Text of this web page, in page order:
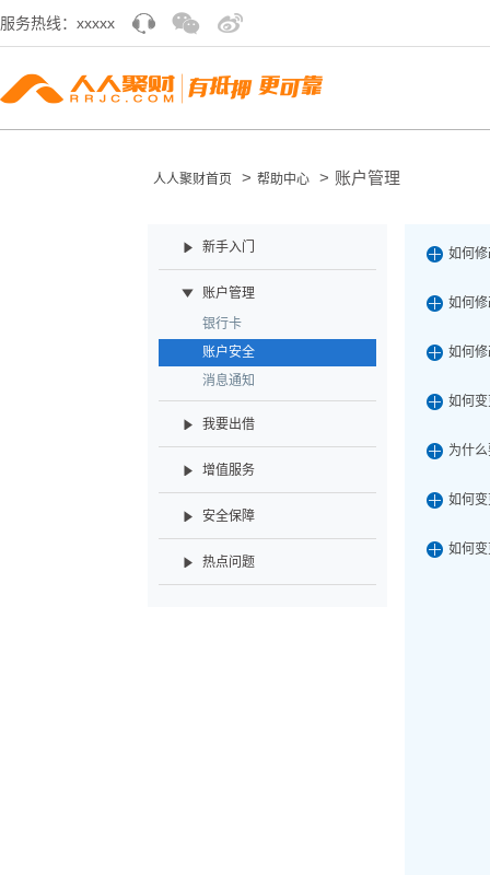
服务热线：xxxxx
人人聚财首页 > 帮助中心 > 账户管理
新手入门
账户管理
银行卡
账户安全
消息通知
我要出借
增值服务
安全保障
热点问题
如何
如何
如何
如何
为什
如何
如何